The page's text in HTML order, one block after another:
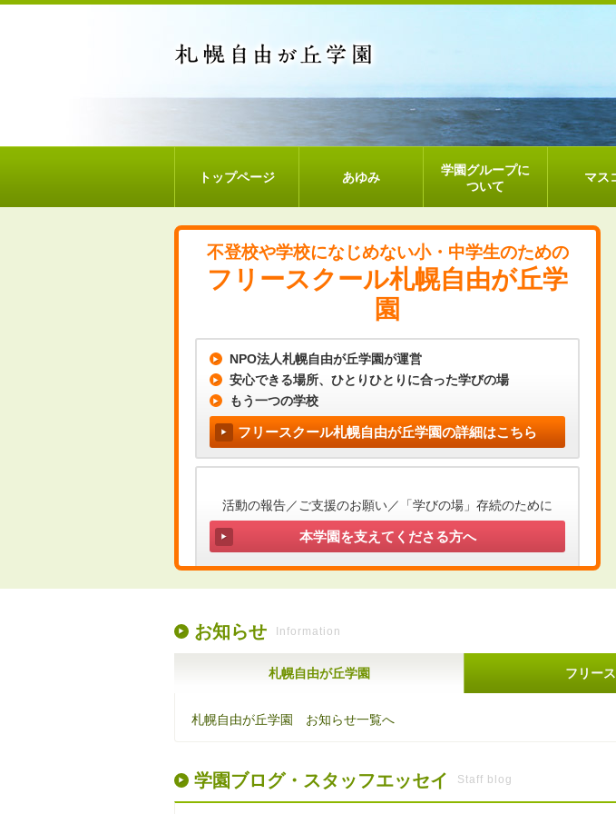
トップページ あゆみ
学園グループに
ついて
マス
不登校や学校になじめない小・中学生のための
フリースクール札幌自由が丘学
園
NPO法人札幌自由が丘学園が運営
安心できる場所、ひとりひとりに合った学びの場
もう一つの学校
フリースクール札幌自由が丘学園の詳細はこちら
活動の報告／ご支援のお願い／「学びの場」存続のために
本学園を支えてくださる方へ
お知らせ Information
札幌自由が丘学園 フリー
札幌自由が丘学園 お知らせ一覧へ
学園ブログ・スタッフエッセイ Staff blog